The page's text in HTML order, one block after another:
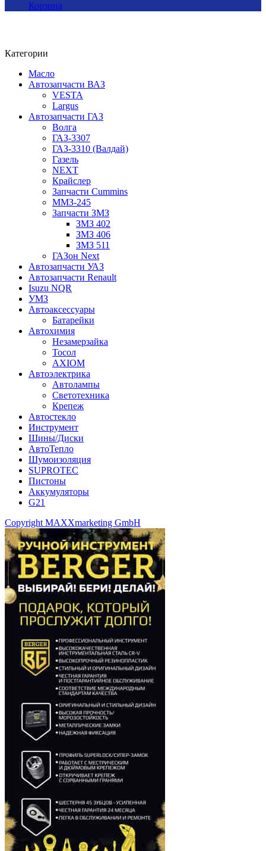
Корзина
Категории
Масло
Автозапчасти ВАЗ
VESTA
Largus
Автозапчасти ГАЗ
Волга
ГАЗ-3307
ГАЗ-3310 (Валдай)
Газель
NEXT
Крайслер
Запчасти Cummins
ММЗ-245
Запчасти ЗМЗ
ЗМЗ 402
ЗМЗ 406
ЗМЗ 511
ГАЗон Next
Автозапчасти УАЗ
Автозапчасти Renault
Isuzu NQR
УМЗ
Автоаксессуары
Батарейки
Автохимия
Незамерзайка
Тосол
AXIOM
Автоэлектрика
Автолампы
Светотехника
Крепеж
Автостекло
Инструмент
Шины/Диски
АвтоТепло
Шумоизоляция
SUPROTEC
Пистоны
Аккумуляторы
G21
Copyright MAXXmarketing GmbH